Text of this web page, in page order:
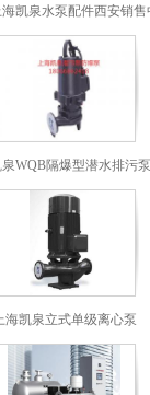
凯泉水泵配件西安销售
WQB隔爆型潜水排污泵
海凯泉立式单级离心泵